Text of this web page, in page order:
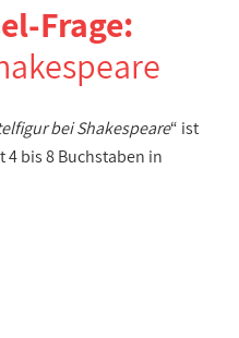
Frage:
bei Shakespeare“ ist
bis 8 Buchstaben in